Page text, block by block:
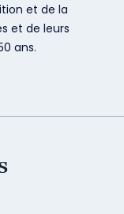
et de la
et de leurs
ans.